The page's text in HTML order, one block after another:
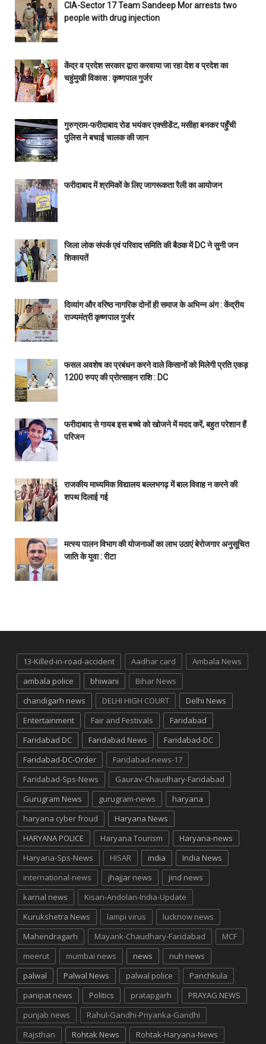
CIA-Sector 17 Team Sandeep Mor arrests two
people with drug injection
केंद्र व प्रदेश सरकार द्वारा करवाया जा रहा देश व प्रदेश का
चहुंमुखी विकास : कृष्णपाल गुर्जर
गुरुग्राम-फरीदाबाद रोड भयंकर एक्सीडेंट, मसीहा बनकर पहुँची
पुलिस ने बचाई चालक की जान
फरीदाबाद में श्रमिकों के लिए जागरूकता रैली का आयोजन
जिला लोक संपर्क एवं परिवाद समिति की बैठक में DC ने सुनी जन
शिकायतें
दिव्यांग और वरिष्ठ नागरिक दोनों ही समाज के अभिन्न अंग : केंद्रीय
राज्यमंत्री कृष्णपाल गुर्जर
फसल अवशेष का प्रबंधन करने वाले किसानों को मिलेगी प्रति एकड़
1200 रुपए की प्रोत्साहन राशि : DC
फरीदाबाद से गायब इस बच्चे को खोजने में मदद करें, बहुत परेशान हैं
परिजन
राजकीय माध्यमिक विद्यालय बल्लभगढ़ में बाल विवाह न करने की
शपथ दिलाई गई
मत्स्य पालन विभाग की योजनाओं का लाभ उठाएं बेरोजगार अनुसूचित
जाति के युवा : रीटा
13-Killed-in-road-accident Aadhar card
Ambala News
ambala police
bhiwani
Bihar News
chandigarh news
DELHI HIGH COURT
Delhi News
Entertainment
Fair and Festivals
Faridabad
Faridabad DC
Faridabad News
Faridabad-DC
Faridabad-DC-Order
Faridabad-news-17
Faridabad-Sps-News
Gaurav-Chaudhary-Faridabad
Gurugram News
gurugram-news
haryana
haryana cyber froud
Haryana News
HARYANA POLICE
Haryana Tourism
Haryana-news
Haryana-Sps-News
HISAR india
India News
international-news
jhajjar news
jind news
karnal news
Kisan-Andolan-India-Update
Kurukshetra News
lampi virus
lucknow news
Mahendragarh
Mayank-Chaudhary-Faridabad
MCF
meerut
mumbai news news
nuh news
palwal
Palwal News palwal police
Panchkula
panipat news
Politics pratapgarh
PRAYAG NEWS
punjab news
Rahul-Gandhi-Priyanka-Gandhi
Rajsthan
Rohtak News Rohtak-Haryana-News